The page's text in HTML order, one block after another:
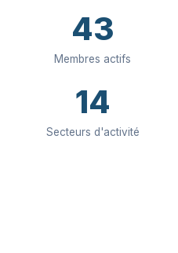
43
Membres actifs
14
Secteurs d'activité